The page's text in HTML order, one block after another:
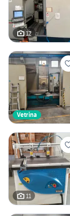
12
Vetrina
11